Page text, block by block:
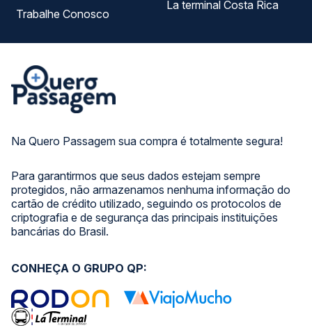
Na Quero Passagem sua compra é totalmente segura!
Para garantirmos que seus dados estejam sempre
protegidos, não armazenamos nenhuma informação do
cartão de crédito utilizado, seguindo os protocolos de
criptografia e de segurança das principais instituições
bancárias do Brasil.
Trabalhe Conosco
La terminal Costa Rica
CONHEÇA O GRUPO QP: